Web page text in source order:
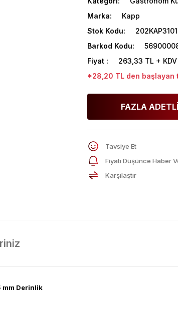
Marka
Kapp
Stok Kodu
Barkod Kodu
Fiyat
263,33 TL + KDV
*28,20 TL den başlayan
FAZLA
Tavsiye Et
Fiyatı Düşünce Haber
Karşılaştır
mm Derinlik